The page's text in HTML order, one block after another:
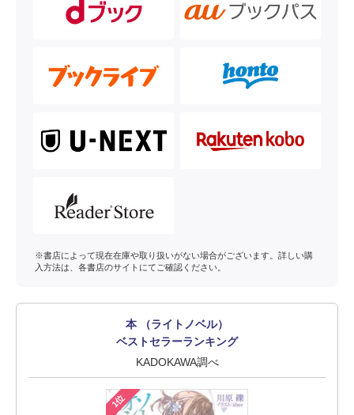
※書店によって現在在庫や取り扱いがない場合がございます。詳しい購
入方法は、各書店のサイトにてご確認ください。
本 （ライトノベル）
ベストセラーランキング
KADOKAWA調べ
1位